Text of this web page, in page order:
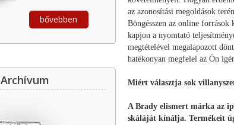
az azonosítási megoldások
Böngésszen az online források
kapjon a nyomtató
megtételével megalapozott
hatékonyan megfelel az Ön
Miért választja sok
A Brady elismert márka az
skáláját kínálja. Termékeit
bővebben
Archívum